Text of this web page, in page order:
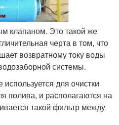
клапаном. Это такой же
черта в том, что
возвратному току воды
системы.
для очистки
полива, и располагаются на
такой фильтр между